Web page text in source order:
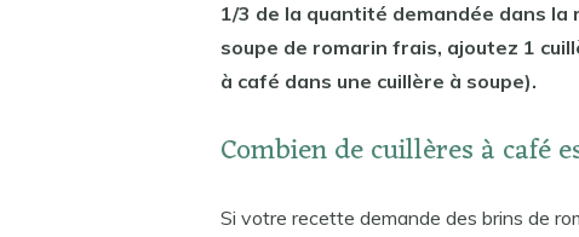
1/3 de la quantité demandée dans
soupe de romarin frais, ajoutez 1
à café dans une cuillère à soupe).
Combien de cuillères à café
Si votre recette demande des brins de